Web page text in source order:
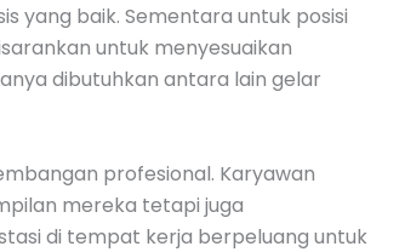
yang baik. Sementara untuk posisi
untuk menyesuaikan
dibutuhkan antara lain gelar
profesional. Karyawan
mereka tetapi juga
di tempat kerja berpeluang untuk